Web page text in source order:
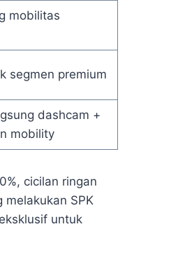
mobilitas
segmen premium
dashcam +
mobility
cicilan ringan
SPK
untuk